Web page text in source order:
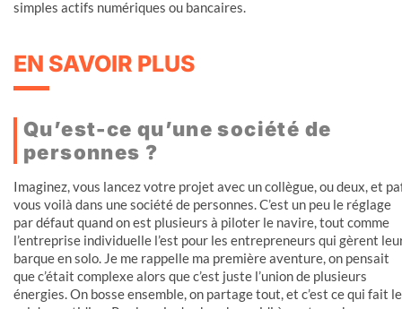
simples actifs numériques ou bancaires.
EN SAVOIR PLUS
Qu’est-ce qu’une société de
personnes ?
Imaginez, vous lancez votre projet avec un collègue, ou deux, et
vous voilà dans une société de personnes. C’est un peu le réglage
par défaut quand on est plusieurs à piloter le navire, tout comme
l’entreprise individuelle l’est pour les entrepreneurs qui gèrent
barque en solo. Je me rappelle ma première aventure, on pensait
que c’était complexe alors que c’est juste l’union de plusieurs
énergies. On bosse ensemble, on partage tout, et c’est ce qui fait le